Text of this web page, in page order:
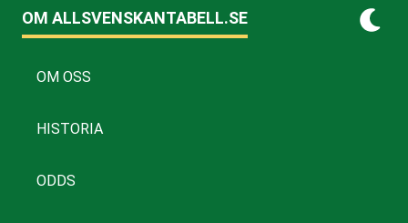
OM ALLSVENSKANTABELL.SE
OM OSS
HISTORIA
ODDS